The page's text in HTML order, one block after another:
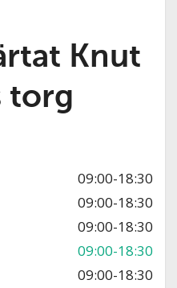
Knut
torg
09:00-18:30
09:00-18:30
09:00-18:30
09:00-18:30
09:00-18:30